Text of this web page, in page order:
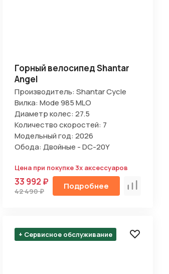
Горный велосипед Shantar
Angel
Производитель: Shantar Cycle
Вилка: Mode 985 MLO
Диаметр колес: 27.5
Количество скоростей: 7
Модельный год: 2026
Обода: Двойные - DC-20Y
Цена при покупке 3х аксессуаров
33 992 ₽
42 490 ₽ Подробнее Сравнить
+ Сервисное обслуживание